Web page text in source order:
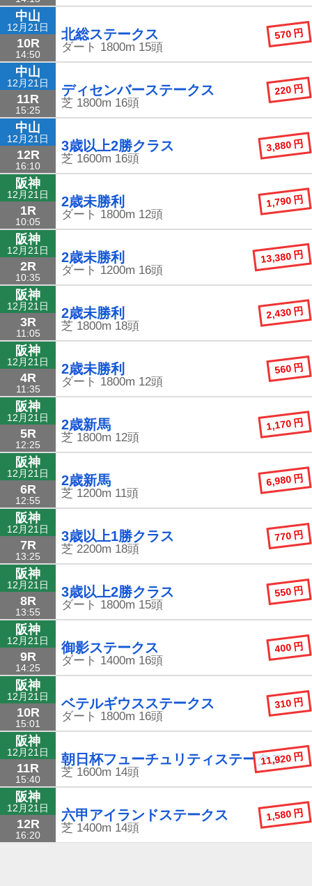
中山
12月21日
10R
14:50
北総ステークス
ダート 1800m 15頭
570 円
中山
12月21日
11R
15:25
ディセンバーステークス
芝 1800m 16頭
220 円
中山
12月21日
12R
16:10
3歳以上2勝クラス
芝 1600m 16頭
3,880 円
阪神
12月21日
1R
10:05
2歳未勝利
ダート 1800m 12頭
1,790 円
阪神
12月21日
2R
10:35
2歳未勝利
ダート 1200m 16頭
13,380 円
阪神
12月21日
3R
11:05
2歳未勝利
芝 1800m 18頭
2,430 円
阪神
12月21日
4R
11:35
2歳未勝利
ダート 1800m 12頭
560 円
阪神
12月21日
5R
12:25
2歳新馬
芝 1800m 12頭
1,170 円
阪神
12月21日
6R
12:55
2歳新馬
芝 1200m 11頭
6,980 円
阪神
12月21日
7R
13:25
3歳以上1勝クラス
芝 2200m 18頭
770 円
阪神
12月21日
8R
13:55
3歳以上2勝クラス
ダート 1800m 15頭
550 円
阪神
12月21日
9R
14:25
御影ステークス
ダート 1400m 16頭
400 円
阪神
12月21日
10R
15:01
ベテルギウスステークス
ダート 1800m 16頭
310 円
阪神
12月21日
11R
15:40
朝日杯フューチュリティステークス
芝 1600m 14頭
11,920 円
阪神
12月21日
12R
16:20
六甲アイランドステークス
芝 1400m 14頭
1,580 円